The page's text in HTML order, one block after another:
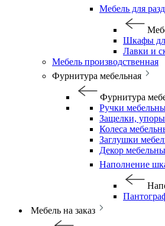
Мебель для
Шкафы
Лавки и
Мебель производственная
Фурнитура мебельная
Фурнитура
Ручки
Защелки, упоры
Колеса
Заглушки
Декор
Наполнение
Мебель на заказ